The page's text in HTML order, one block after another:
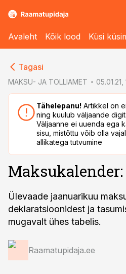
Avaleht Kõik lood Küsi
Tagasi
MAKSU- JA TOLLIAMET 05.01.21,
Tähelepanu! Artikkel on
ning kuulub väljaande
Väljaanne ei uuenda ega
sisu, mistõttu võib olla
allikatega tutvumine
Maksukalender:
Ülevaade jaanuarikuu
deklaratsioonidest ja
mugavalt ühes tabelis.
Raamatupidaja.ee